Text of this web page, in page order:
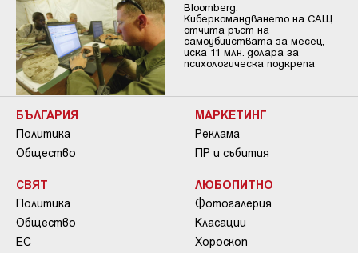
Bloomberg:
Киберкомандването на САЩ
отчита ръст на
самоубийствата за месец,
иска 11 млн. долара за
психологическа подкрепа
БЪЛГАРИЯ
Политика
Общество
СВЯТ
Политика
Общество
ЕС
МАРКЕТИНГ
Реклама
ПР и събития
ЛЮБОПИТНО
Фотогалерия
Класации
Хороскоп